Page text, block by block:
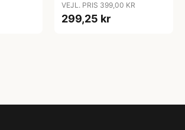
VEJL. PRIS 399,00 KR
299,25 kr